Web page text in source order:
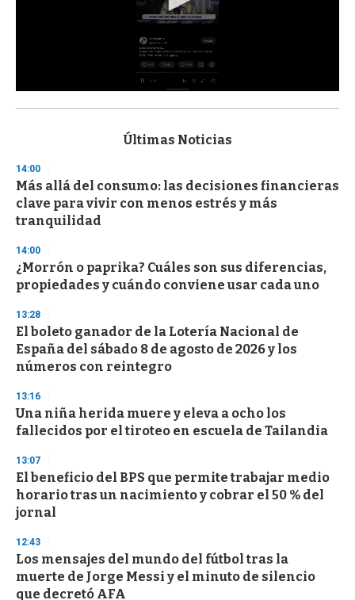
s
d
s
o
f
3
s
c
o
d
s
Últimas Noticias
14:00
Más allá del consumo: las decisiones financieras
clave para vivir con menos estrés y más
tranquilidad
14:00
¿Morrón o paprika? Cuáles son sus diferencias,
propiedades y cuándo conviene usar cada uno
13:28
El boleto ganador de la Lotería Nacional de
España del sábado 8 de agosto de 2026 y los
números con reintegro
13:16
Una niña herida muere y eleva a ocho los
fallecidos por el tiroteo en escuela de Tailandia
13:07
El beneficio del BPS que permite trabajar medio
horario tras un nacimiento y cobrar el 50 % del
jornal
12:43
Los mensajes del mundo del fútbol tras la
muerte de Jorge Messi y el minuto de silencio
que decretó AFA